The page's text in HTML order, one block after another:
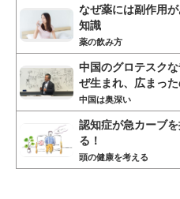
なぜ薬には副作用
知識
薬の飲み方
中国のグロテスク
ぜ生まれ、広まっ
中国は奥深い
認知症が急カーブ
る！
頭の健康を考える